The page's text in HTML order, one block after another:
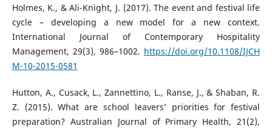
Holmes, K., & Ali-Knight, J. (2017). The event and festival life
cycle – developing a new model for a new context.
International Journal of Contemporary Hospitality
Management, 29(3), 986–1002. https://doi.org/10.1108/IJCH
M-10-2015-0581
Hutton, A., Cusack, L., Zannettino, L., Ranse, J., & Shaban, R.
Z. (2015). What are school leavers’ priorities for festival
preparation? Australian Journal of Primary Health, 21(2),